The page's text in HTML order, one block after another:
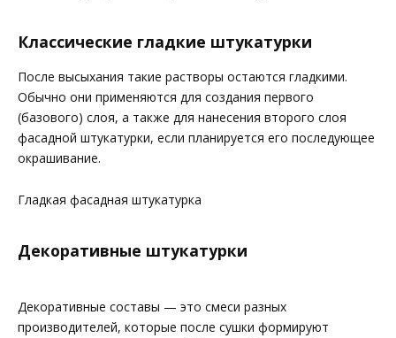
Классические гладкие штукатурки
После высыхания такие растворы остаются гладкими.
Обычно они применяются для создания первого
(базового) слоя, а также для нанесения второго слоя
фасадной штукатурки, если планируется его последующее
окрашивание.
Гладкая фасадная штукатурка
Декоративные штукатурки
Декоративные составы — это смеси разных
производителей, которые после сушки формируют